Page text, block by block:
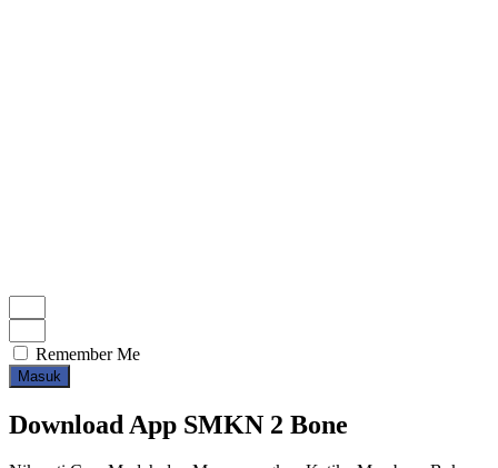
Remember Me
Masuk
Download App SMKN 2 Bone